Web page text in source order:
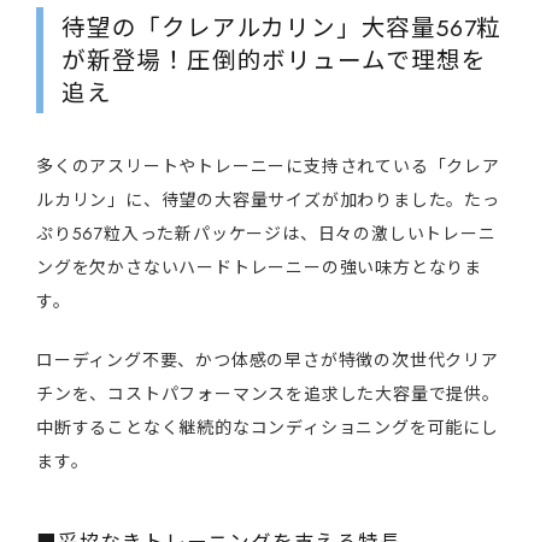
待望の「クレアルカリン」大容量567粒
が新登場！圧倒的ボリュームで理想を
追え
多くのアスリートやトレーニーに支持されている「クレア
ルカリン」に、待望の大容量サイズが加わりました。たっ
ぷり567粒入った新パッケージは、日々の激しいトレーニ
ングを欠かさないハードトレーニーの強い味方となりま
す。
ローディング不要、かつ体感の早さが特徴の次世代クリア
チンを、コストパフォーマンスを追求した大容量で提供。
中断することなく継続的なコンディショニングを可能にし
ます。